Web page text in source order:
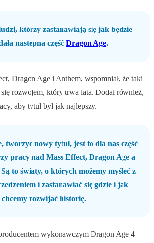
którzy zastanawiają się jak będzie
następna część Dragon Age.
Dragon Age i Anthem, wspomniał, że taki
rozwojem, który trwa lata. Dodał również,
aby tytuł był jak najlepszy.
tworzyć nowy tytuł, jest to dla nas część
pracy nad Mass Effect, Dragon Age a
to światy, o których możemy myśleć z
i zastanawiać się gdzie i jak
chcemy rozwijać historię.
wykonawczym Dragon Age 4